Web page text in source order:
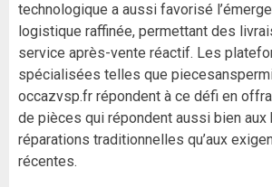
technologique a aussi favorisé
logistique raffinée, permettant des
service après-vente réactif. Les
spécialisées telles que
occazvsp.fr répondent à ce défi en
de pièces qui répondent aussi bien aux
réparations traditionnelles qu’aux
récentes.